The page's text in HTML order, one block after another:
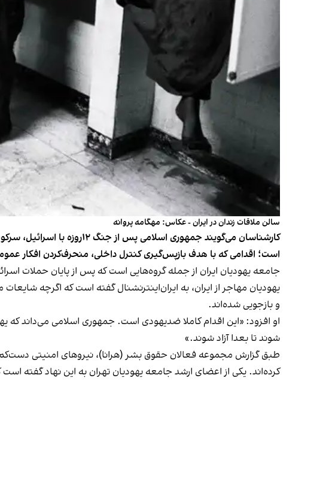
سالن ملاقات زندان در ایران - عکاس: مهگامه پروانه
کارشناسان می‌گویند جمهوری
است؛ اقدامی که با هدف بازپس‌گیری کنترل داخلی، منحرف‌کردن افکار
جامعه یهودیان ایران از جمله گروه‌هایی است که پس از پایان حملات
یهودیان مهاجر از ایران، به ایران‌اینترنشنال گفته است که اگرچه
و بازجویی شده‌اند.
او افزود: «این اقدام کاملا ضدیهودی است. جمهوری اسلامی می‌داند که
شوند تا بعدا آزاد شوند.»
کرده‌اند. یکی از اعضای ارشد جامعه یهودیان تهران به این نهاد گفته